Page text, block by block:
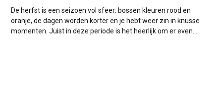
De herfst is een seizoen vol sfeer: bossen kleuren rood en
oranje, de dagen worden korter en je hebt weer zin in knusse
momenten. Juist in deze periode is het heerlijk om er even